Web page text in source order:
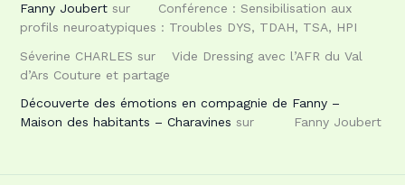
Fanny Joubertsur
Conférence : Sensibilisation aux
profils neuroatypiques : Troubles DYS, TDAH, TSA, HPI
Séverine CHARLES sur
Vide Dressing avec l’AFR du Val
d’Ars Couture et partage
Découverte des émotions en compagnie de Fanny –
Maison des habitants – Charavines sur Fanny Joubert